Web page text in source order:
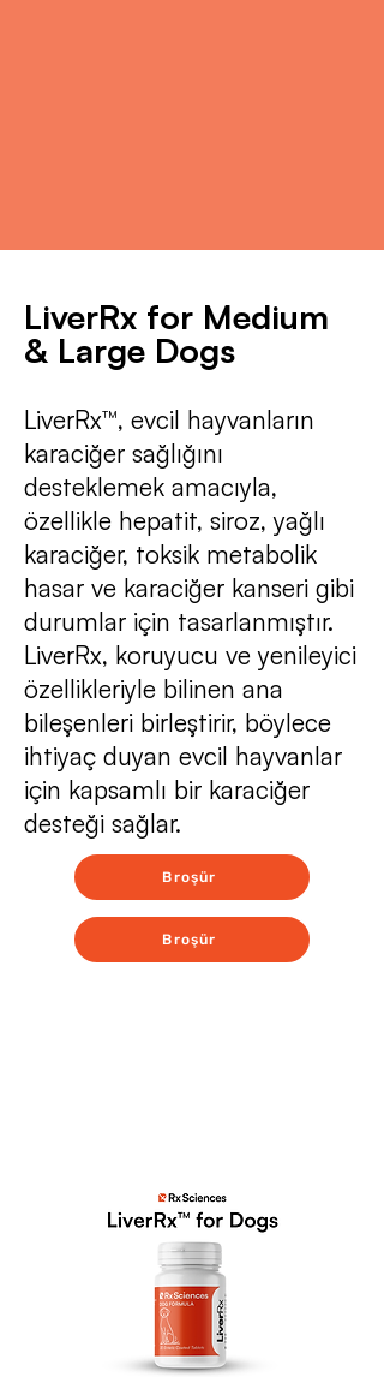
LiverRx for Medium
& Large Dogs
LiverRx™, evcil hayvanların
karaciğer sağlığını
desteklemek amacıyla,
özellikle hepatit, siroz, yağlı
karaciğer, toksik metabolik
hasar ve karaciğer kanseri gibi
durumlar için tasarlanmıştır.
LiverRx, koruyucu ve yenileyici
özellikleriyle bilinen ana
bileşenleri birleştirir, böylece
ihtiyaç duyan evcil hayvanlar
için kapsamlı bir karaciğer
desteği sağlar.
Broşür
Broşür